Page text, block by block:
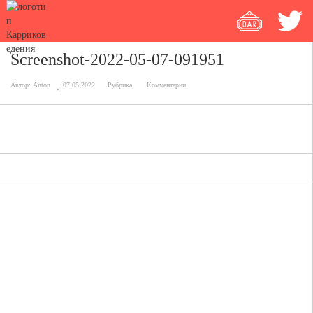
Screenshot-2022-05-07-091951
Автор: Anton 07.05.2022 Рубрика: Комментарии